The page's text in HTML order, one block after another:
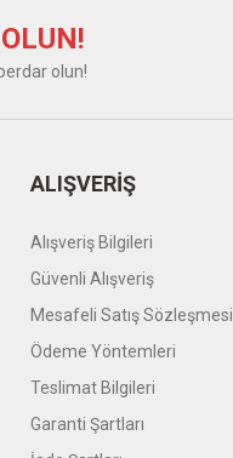
olun!
ALIŞVERİŞ
Alışveriş Bilgileri
Güvenli Alışveriş
Mesafeli Satış Sözleşmesi
Ödeme Yöntemleri
Teslimat Bilgileri
Garanti Şartları